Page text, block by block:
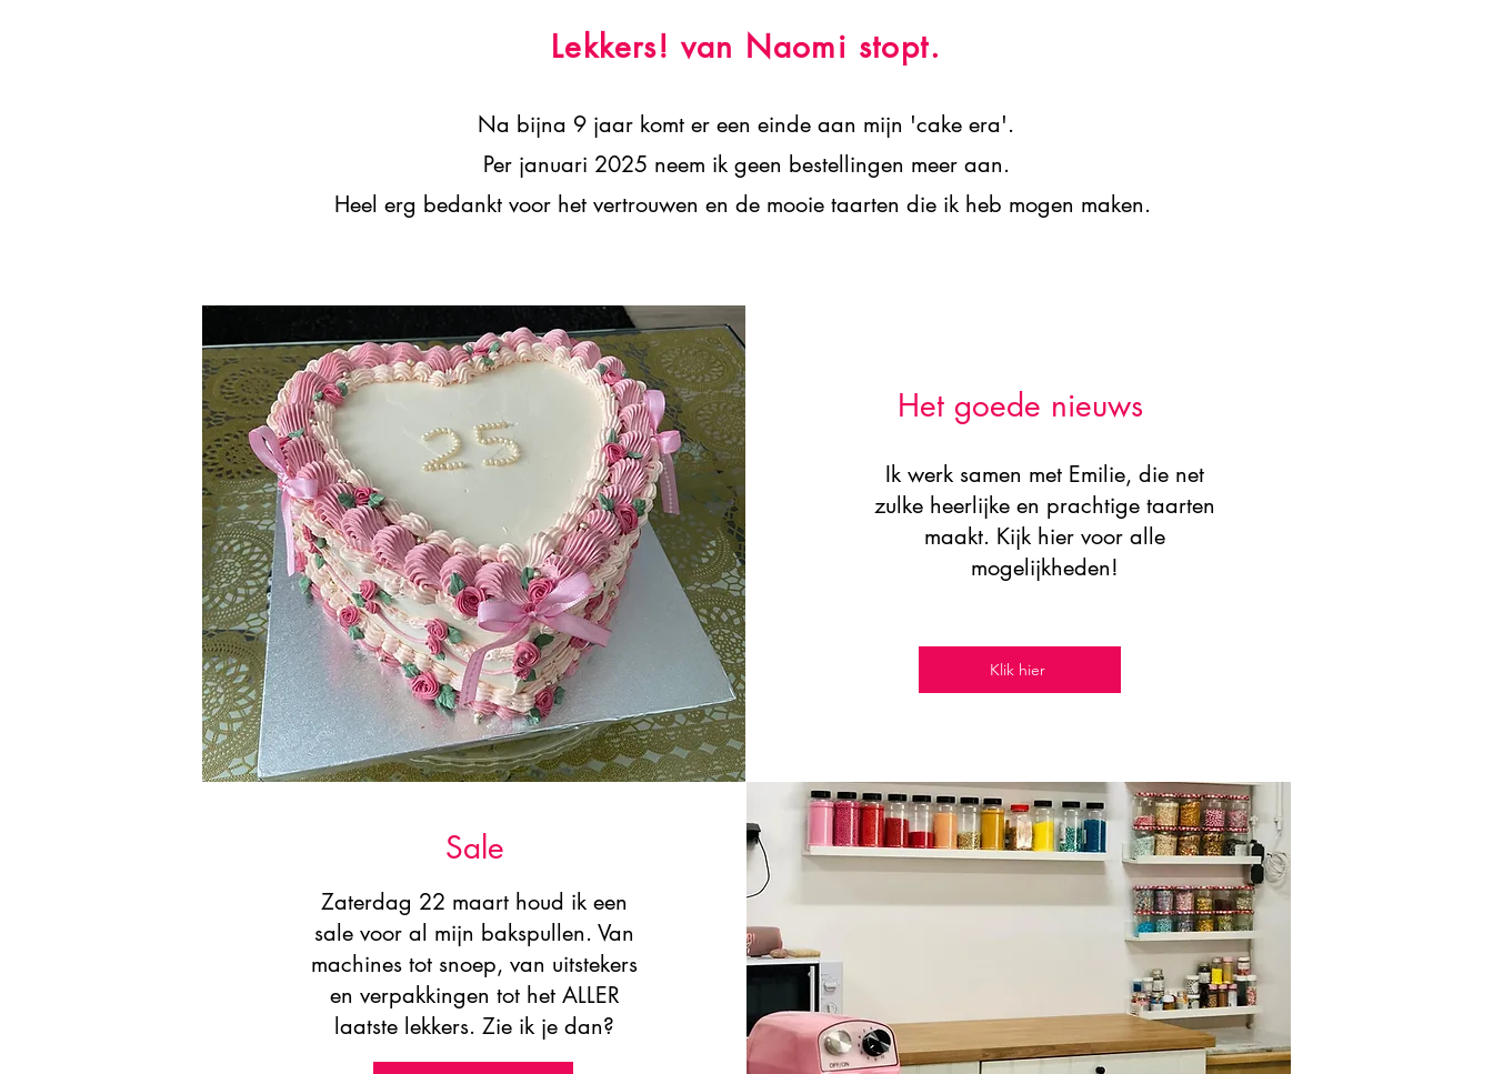
Lekkers! van Naomi stopt.
Na bijna 9 jaar komt er een einde aan mijn 'cake era'.
Per januari 2025 neem ik geen bestellingen meer aan.
Heel erg bedankt voor het vertrouwen en de mooie taarten die ik heb mogen maken.
Het goede nieuws
Ik werk samen met Emilie, die net
zulke heerlijke en prachtige taarten
maakt. Kijk hier voor alle
mogelijkheden!
Klik hier
Sale
Zaterdag 22 maart houd ik een
sale voor al mijn bakspullen. Van
machines tot snoep, van uitstekers
en verpakkingen tot het ALLER
laatste lekkers. Zie ik je dan?